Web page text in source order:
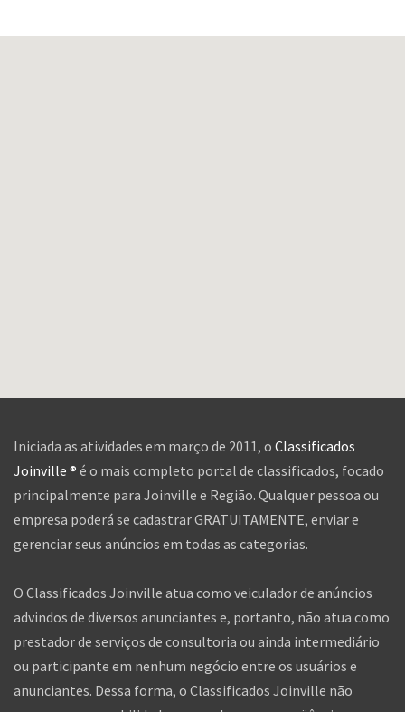
Iniciada as atividades em março de 2011, o Classificados
Joinville ® é o mais completo portal de classificados, focado
principalmente para Joinville e Região. Qualquer pessoa ou
empresa poderá se cadastrar GRATUITAMENTE, enviar e
gerenciar seus anúncios em todas as categorias.
O Classificados Joinville atua como veiculador de anúncios
advindos de diversos anunciantes e, portanto, não atua como
prestador de serviços de consultoria ou ainda intermediário
ou participante em nenhum negócio entre os usuários e
anunciantes. Dessa forma, o Classificados Joinville não